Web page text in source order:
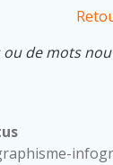
de mots